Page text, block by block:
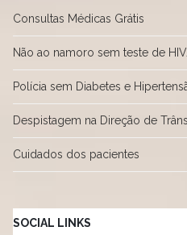
Consultas Médicas Grátis
Não ao namoro sem teste de
Polícia sem Diabetes e
Despistagem na Direção de
Cuidados dos pacientes
SOCIAL LINKS